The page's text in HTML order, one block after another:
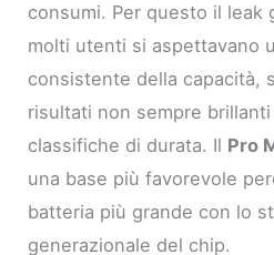
consumi. Per questo il leak
molti utenti si aspettavano
consistente della capacità,
risultati non sempre
classifiche di durata. Il Pro
una base più favorevole
batteria più grande con lo
generazionale del chip.